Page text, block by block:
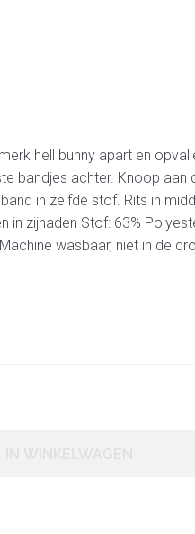
hell bunny apart en
bandjes achter. Knoop aan
in zelfde stof. Rits in
in zijnaden Stof: 63%
wasbaar, niet in de